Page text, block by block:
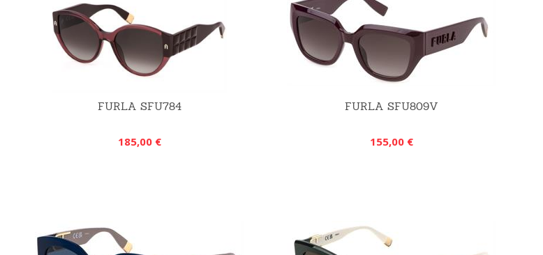
FURLA SFU784
185,00 €
FURLA SFU809V
155,00 €